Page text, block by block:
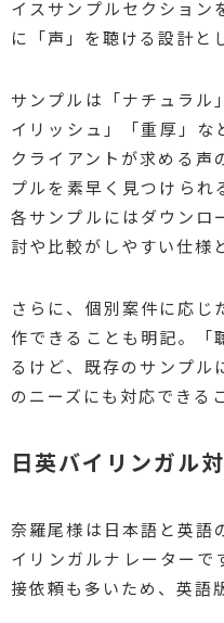
イスサンプルセクション
に「声」を聴ける設計と
サンプルは「ナチュラル
イリッシュ」「重厚」な
クライアントが求める声
プルを素早く見つけられ
各サンプルにはダウンロ
討や比較がしやすい仕様
さらに、個別案件に応じ
作できることも明記。「
るけど、既存のサンプル
のニーズにも対応できる
日英バイリンガル
奈羅尾様は日本語と英語
イリンガルナレーターで
接依頼も多いため、英語